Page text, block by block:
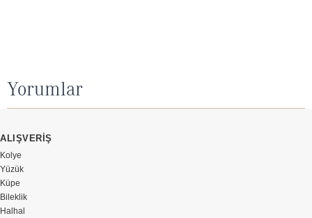
Yorumlar
ALIŞVERİŞ
Kolye
Yüzük
Küpe
Bileklik
Halhal